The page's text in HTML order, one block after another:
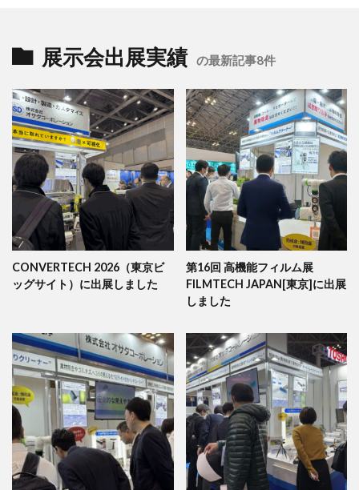
展示会出展実績 の最新記事8件
CONVERTECH 2026（東京ビ
ッグサイト）に出展しました
第16回 高機能フィルム展
FILMTECH JAPAN[東京]に出展
しました